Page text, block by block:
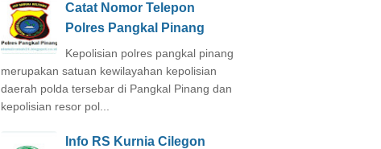
Catat Nomor Telepon
Polres Pangkal Pinang
Kepolisian polres pangkal pinang
merupakan satuan kewilayahan kepolisian
daerah polda tersebar di Pangkal Pinang dan
kepolisian resor pol...
Info RS Kurnia Cilegon